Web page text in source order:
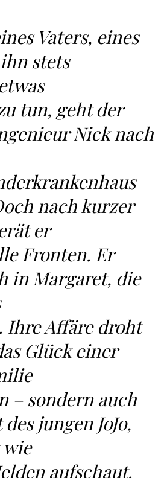
Vaters, eines
stets
tun, geht der
Nick nach
nach kurzer
er
Fronten. Er
in Margaret, die
Ihre Affäre droht
Glück einer
– sondern auch
jungen JoJo,
aufschaut.